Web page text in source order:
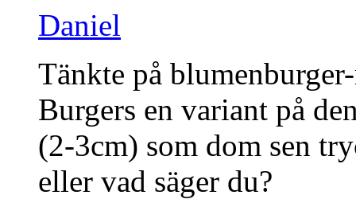
Daniel
Tänkte på
Burgers en variant på
(2-3cm) som dom sen
eller vad säger du?